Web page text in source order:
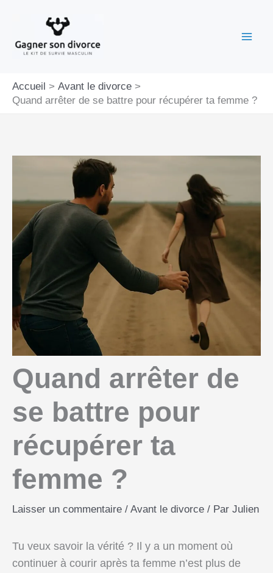
contenu
Accueil
Avant le divorce
Quand arrêter de se battre pour récupérer ta femme ?
Quand arrêter de
se battre pour
récupérer ta
femme ?
Laisser un commentaire / Avant le divorce / Par Julien
Tu veux savoir la vérité ? Il y a un moment où
continuer à courir après ta femme n’est plus de